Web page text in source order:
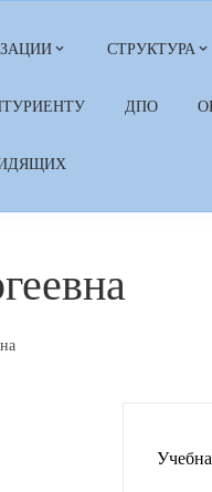
СТРУКТУРА
ДПО